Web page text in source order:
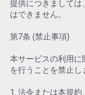
提供につきましては
はできません。
第7条 (禁止事項)
本サービスの利用
を行うことを禁止し
1. 法令または本規